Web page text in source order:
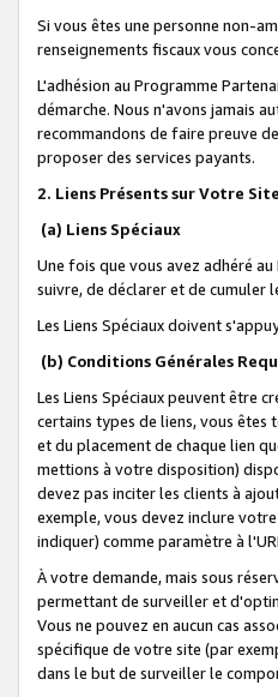
Si vous êtes une personne non-
renseignements fiscaux vous
L'adhésion au Programme
démarche. Nous n'avons jamais
recommandons de faire preuve
proposer des services payants.
2. Liens Présents sur Votre Site
(a) Liens Spéciaux
Une fois que vous avez adhéré
suivre, de déclarer et de cumuler
Les Liens Spéciaux doivent
(b) Conditions Générales
Les Liens Spéciaux peuvent être
certains types de liens, vous êtes
et du placement de chaque lien
mettions à votre disposition)
devez pas inciter les clients à
exemple, vous devez inclure
indiquer) comme paramètre à
À votre demande, mais sous
permettant de surveiller et
Vous ne pouvez en aucun cas
spécifique de votre site (par
dans le but de surveiller le